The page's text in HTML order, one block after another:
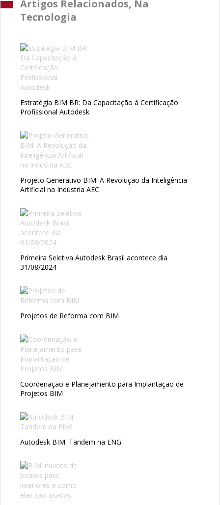
Artigos Relacionados, Na
Tecnologia
Estratégia BIM BR: Da Capacitação à Certificação
Profissional Autodesk
Projeto Generativo BIM: A Revolução da Inteligência
Artificial na Indústria AEC
Primeira Seletiva Autodesk Brasil acontece dia
31/08/2024
Projetos de Reforma com BIM
Coordenação e Planejamento para Implantação de
Projetos BIM
Autodesk BIM: Tandem na ENG